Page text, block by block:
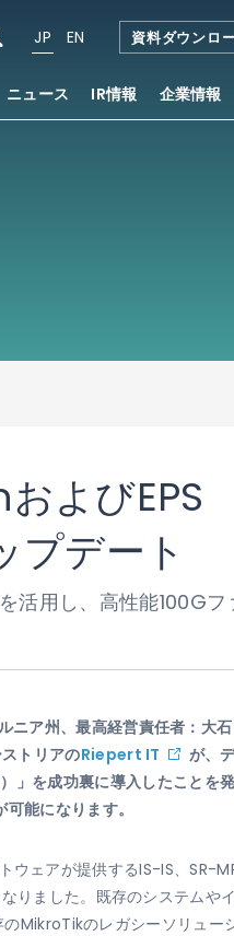
ニュース IR情報 企業情報
JP EN 資料ダウンロ
よびEPS
デート
活用し、高性能100Gフ
ニア州、最高経営責任者：大
トリアのRiepert IT
が、
成功裏に導入したことを発
能になります。
ェアが提供するIS-IS、SR-
りました。既存のシステムや
MikroTikのレガシーソリュー